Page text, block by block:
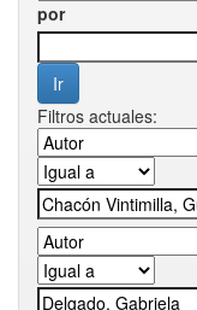
por
Filtros actuales: